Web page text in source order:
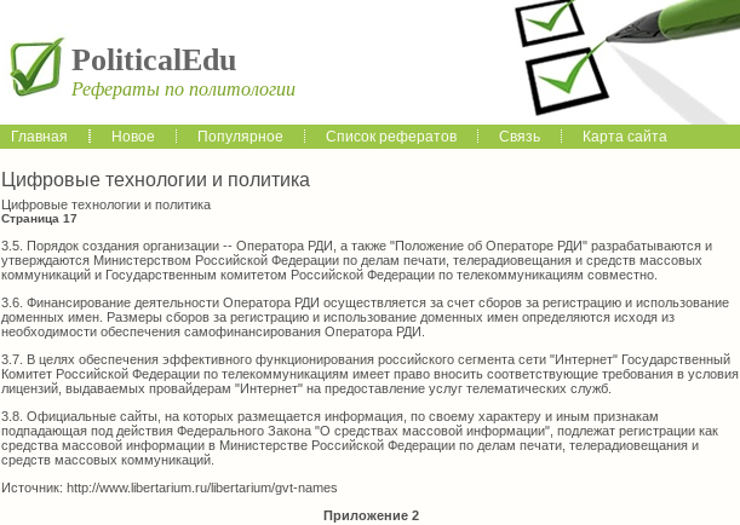
PoliticalEdu
Рефераты по политологии
Главная Новое Популярное Список рефератов Связь Карта сайта
Цифровые технологии и политика
Цифровые технологии и политика
Страница 17
3.5. Порядок создания организации -- Оператора РДИ, а также "Положение об Операторе РДИ" разрабатываются и
утверждаются Министерством Российской Федерации по делам печати, телерадиовещания и средств массовых
коммуникаций и Государственным комитетом Российской Федерации по телекоммуникациям совместно.
3.6. Финансирование деятельности Оператора РДИ осуществляется за счет сборов за регистрацию и использование
доменных имен. Размеры сборов за регистрацию и использование доменных имен определяются исходя из
необходимости обеспечения самофинансирования Оператора РДИ.
3.7. В целях обеспечения эффективного функционирования российского сегмента сети "Интернет" Государственный
Комитет Российской Федерации по телекоммуникациям имеет право вносить соответствующие требования в условия
лицензий, выдаваемых провайдерам "Интернет" на предоставление услуг телематических служб.
3.8. Официальные сайты, на которых размещается информация, по своему характеру и иным признакам
подпадающая под действия Федерального Закона "О средствах массовой информации", подлежат регистрации как
средства массовой информации в Министерстве Российской Федерации по делам печати, телерадиовещания и
средств массовых коммуникаций.
Источник: http://www.libertarium.ru/libertarium/gvt-names
Приложение 2